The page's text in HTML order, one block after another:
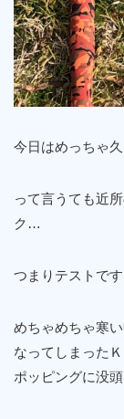
今日はめっちゃ
って言うても近
ク…
つまりテストで
めちゃめちゃ寒
なってしまった
ポッピングに没